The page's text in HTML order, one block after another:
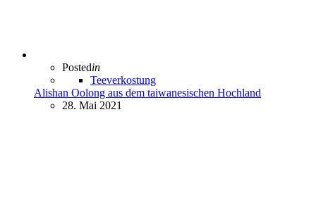
Postedin
Teeverkostung
Alishan Oolong aus dem taiwanesischen Hochland
28. Mai 2021